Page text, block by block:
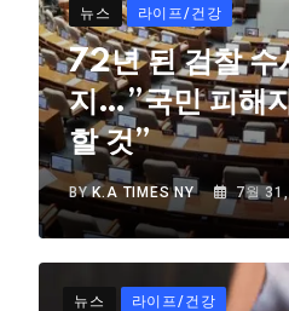
뉴스 라이프/건강
72년 된 검찰 수
지…”국민 피해
할 것”
BYK.A TIMES NY 7월
뉴스 라이프/건강